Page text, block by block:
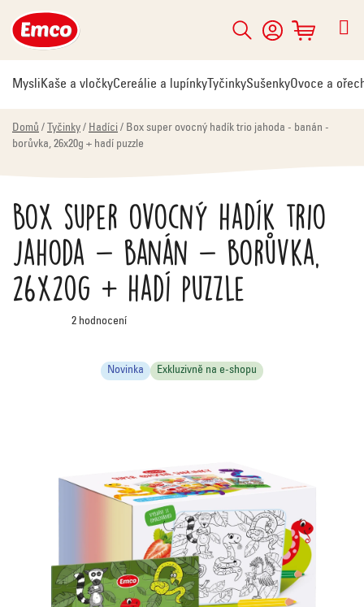
na
obsah
Hledat
NÁKUPNÍ
KOŠÍK
MysliKaše a vločkyCereálie a lupínky TyčinkySušenkyOvoce a
Domů / Tyčinky / Hadíci / Box super ovocný hadík trio jahoda - banán -
borůvka, 26x20g + hadí puzzle
Box super ovocný hadík trio
jahoda - banán - borůvka,
26x20g + hadí puzzle
Průměrné
hodnocení
hvězdiček.
2 hodnocení
Novinka Exkluzivně na e-shopu